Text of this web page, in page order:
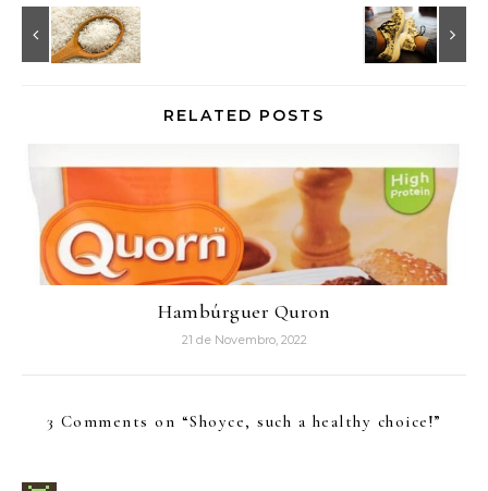
RELATED POSTS
Hambúrguer Quron
21 de Novembro, 2022
3 Comments on “Shoyce, such a healthy choice!”